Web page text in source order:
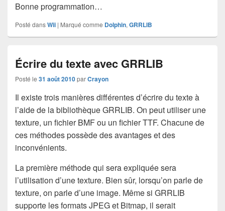
Bonne programmation…
Posté dansWii | Marqué comme Dolphin, GRRLIB
Écrire du texte avec GRRLIB
Posté le 31 août 2010parCrayon
Il existe trois manières différentes d’écrire du texte à
l’aide de la bibliothèque GRRLIB. On peut utiliser une
texture, un fichier BMF ou un fichier TTF. Chacune de
ces méthodes possède des avantages et des
inconvénients.
La première méthode qui sera expliquée sera
l’utilisation d’une texture. Bien sûr, lorsqu’on parle de
texture, on parle d’une image. Même si GRRLIB
supporte les formats JPEG et Bitmap, il serait